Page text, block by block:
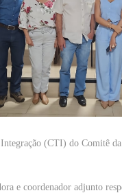
(CTI) do Comitê
e coordenador adjunto